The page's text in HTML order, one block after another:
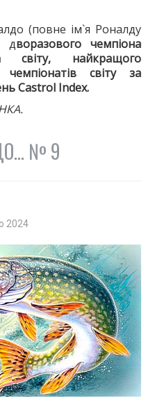
(повне ім`я Роналду
дворазового чемпіона
світу, найкращого
чемпіонатів світу за
Castrol Index.
№ 9
2024